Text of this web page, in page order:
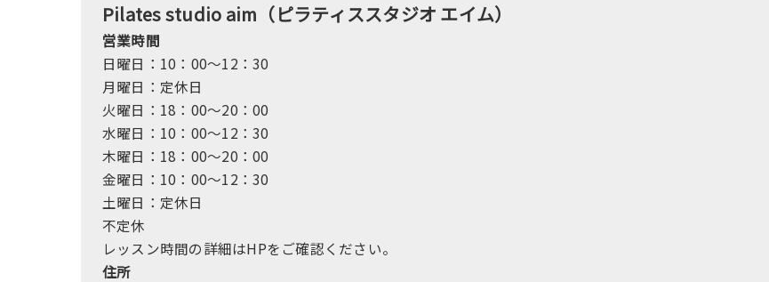
Pilates studio aim（ピラティススタジオ エイム）
営業時間
日曜日：10：00～12：30
月曜日：定休日
火曜日：18：00～20：00
水曜日：10：00～12：30
木曜日：18：00～20：00
金曜日：10：00～12：30
土曜日：定休日
不定休
レッスン時間の詳細はHPをご確認ください。
住所